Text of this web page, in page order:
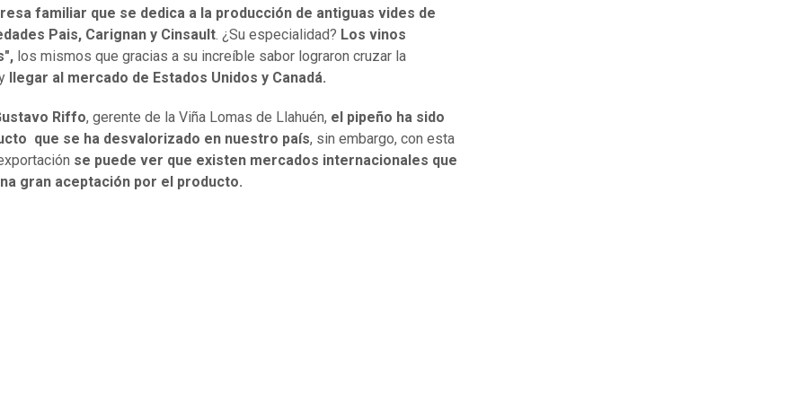
familiar que se dedica a la producción de antiguas vides de
Pais, Carignan y Cinsault. ¿Su especialidad? Los vinos
los mismos que gracias a su increíble sabor lograron cruzar la
llegar al mercado de Estados Unidos y Canadá.
Riffo, gerente de la Viña Lomas de Llahuén, el pipeño ha sido
que se ha desvalorizado en nuestro país, sin embargo, con esta
se puede ver que existen mercados internacionales que
gran aceptación por el producto.